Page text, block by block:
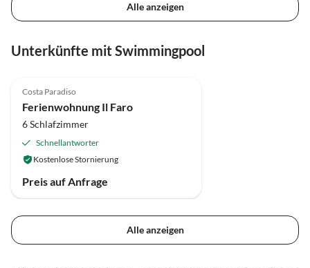
Alle anzeigen
Unterkünfte mit Swimmingpool
Costa Paradiso
Ferienwohnung Il Faro
6 Schlafzimmer
Schnellantworter
Kostenlose Stornierung
Preis auf Anfrage
Alle anzeigen